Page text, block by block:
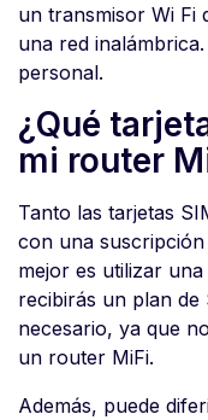
un transmisor Wi Fi
una red
personal.
¿Qué
mi router
Tanto las tarjetas
con una
mejor es utilizar
recibirás un plan
necesario, ya que
un router MiFi.
Además, puede